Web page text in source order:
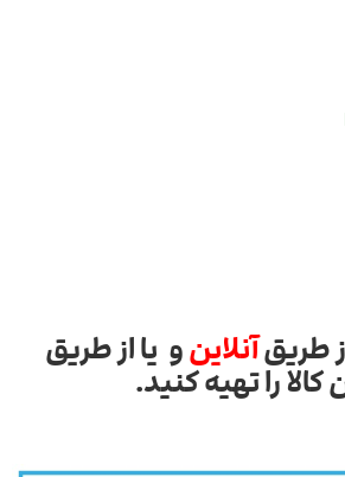
طریقآنلاینو یا از طریق
کالا را تهیه کنید.